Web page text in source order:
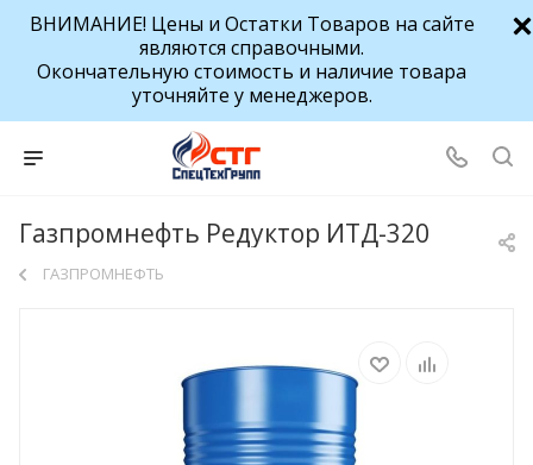
ВНИМАНИЕ! Цены и Остатки Товаров на сайте
являются справочными.
Окончательную стоимость и наличие товара
уточняйте у менеджеров.
Газпромнефть Редуктор ИТД-320
ГАЗПРОМНЕФТЬ